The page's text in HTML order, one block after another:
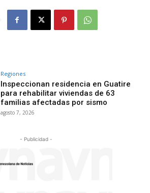
Regiones
Inspeccionan residencia en Guatire
para rehabilitar viviendas de 63
familias afectadas por sismo
agosto 7, 2026
- Publicidad -